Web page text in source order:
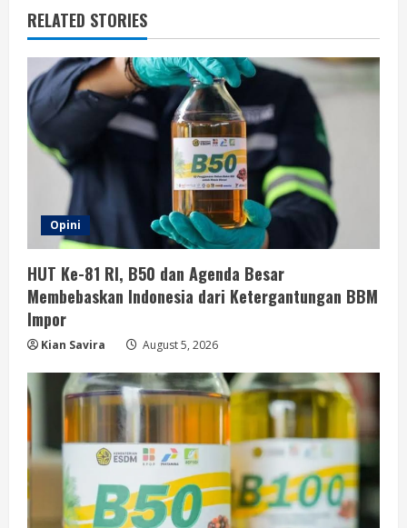
RELATED STORIES
Opini
HUT Ke-81 RI, B50 dan Agenda Besar
Membebaskan Indonesia dari Ketergantungan BBM
Impor
Kian Savira August 5, 2026